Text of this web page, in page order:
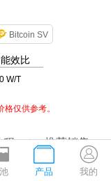
Bitcoin SV
能效比
W/T
仅供参考。
程 推荐销售

产品

我的